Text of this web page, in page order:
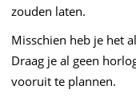
zouden laten.
Misschien heb je het
Draag je al geen
vooruit te plannen.